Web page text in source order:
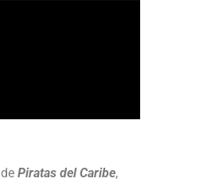
dePiratas del Caribe,